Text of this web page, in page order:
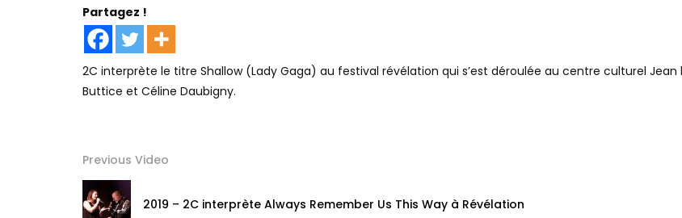
Partagez !
2C interprète le titre Shallow (Lady Gaga) au festival révélation qui s’est déroulée au centre culturel Jean
Buttice et Céline Daubigny.
Previous Video
2019 – 2C interprète Always Remember Us This Way à Révélation